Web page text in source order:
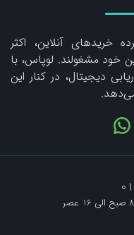
خریدهای آنلاین، اکثر
خود مشغولند. لوپاس، با
دیجیتال، در کنار این